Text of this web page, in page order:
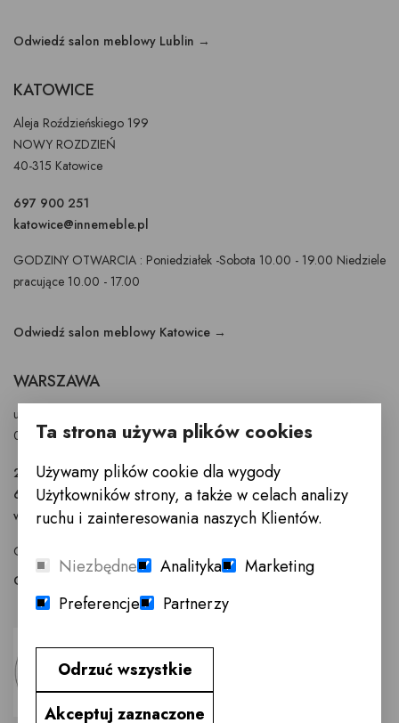
Odwiedź salon meblowy Lublin →
KATOWICE
Aleja Roździeńskiego 199
NOWY ROZDZIEŃ
40-315 Katowice
697 900 251
katowice@innemeble.pl
GODZINY OTWARCIA : Poniedziałek -Sobota 10.00 - 19.00 Niedziele
pracujące 10.00 - 17.00
Odwiedź salon meblowy Katowice →
WARSZAWA
ul. Puławska 326 - budynek Enel-Med
02-819 Warszawa
22 855 40 97
601 777 299
warszawa@innemeble.pl
GODZINY OTWARCIA : Poniedziałek -Sobota 10.00 - 18.00
Odwiedź salon meblowy Warszawa →
Ta strona używa plików cookies
Używamy plików cookie dla wygody
Użytkowników strony, a także w celach analizy
ruchu i zainteresowania naszych Klientów.
Niezbędne Analityka
Marketing
Preferencje
Partnerzy
Odrzuć wszystkie
Akceptuj zaznaczone